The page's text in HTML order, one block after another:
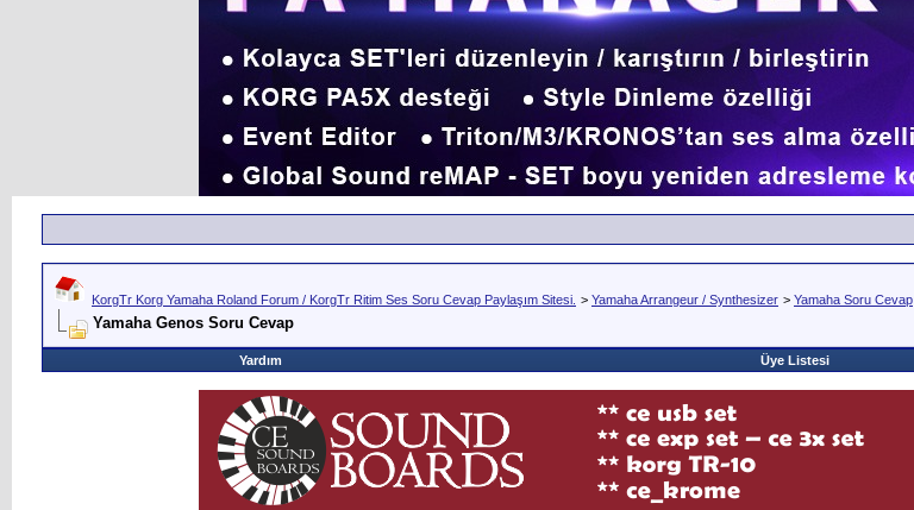
KorgTr Korg Yamaha Roland Forum / KorgTr Ritim Ses Soru Cevap Paylaşım Sitesi. > Yamaha Arrangeur / Synthesizer > Yamaha Soru Cevap
Yamaha Genos Soru Cevap
Yardım Üye Listesi